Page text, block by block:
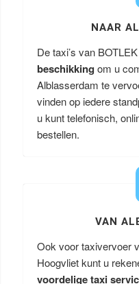
NAAR
De taxi’s van
beschikking om u
Alblasserdam te
vinden op iedere
u kunt telefonisch,
bestellen.
VAN
Ook voor taxivervoer
Hoogvliet kunt u
voordelige taxi